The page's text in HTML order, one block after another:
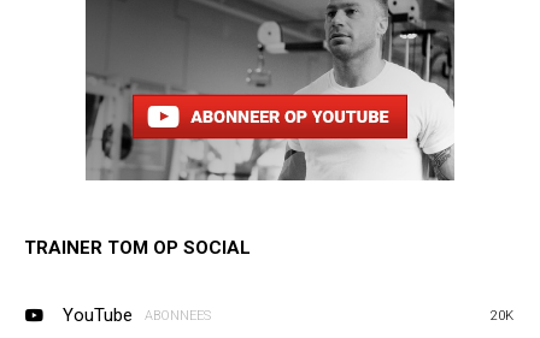
TRAINER TOM OP SOCIAL
YouTube 20K
ABONNEES